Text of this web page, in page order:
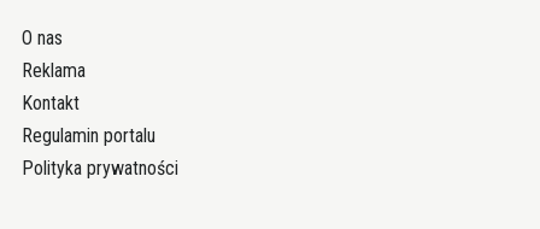
O nas
Reklama
Kontakt
Regulamin portalu
Polityka prywatności